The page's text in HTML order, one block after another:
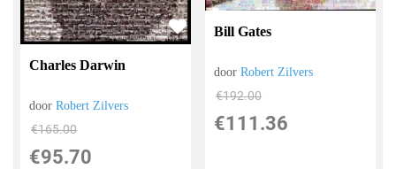
Charles Darwin
doorRobert Zilvers
€165.00
€95.70
Bill Gates
doorRobert Zilvers
€192.00
€111.36